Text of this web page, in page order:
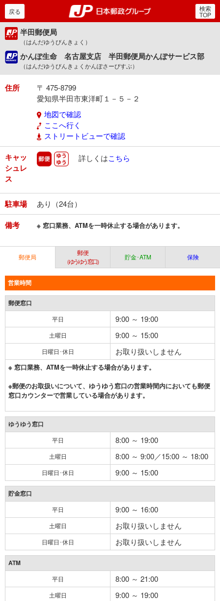
郵便局・日本郵政グルー
戻る 検索
TOP
半田郵便局
（はんだゆうびんきょく）
かんぽ生命 名古屋支店 半田郵便局かんぽサービス部
（はんだゆうびんきょくかんぽさーびすぶ）
住所
〒 475-8799
愛知県半田市東洋町１－５－２
地図で確認
ここへ行く
ストリートビューで確認
キャッ
シュレ
ス
郵便 ゆうゆう
詳しくはこちら
駐車場 あり（24台）
備考 ※ 窓口業務、ATMを一時休止する場合があります。
郵便局
郵便
（ゆうゆう窓口）
貯金･ATM 保険
営業時間
郵便窓口
平日 9:00 ～ 19:00
土曜日 9:00 ～ 15:00
日曜日･休日 お取り扱いしません
※ 窓口業務、ATMを一時休止する場合があります。
※郵便のお取扱いについて、ゆうゆう窓口の営業時間内においても郵便
窓口カウンターで営業している場合があります。
ゆうゆう窓口
平日 8:00 ～ 19:00
土曜日 8:00 ～ 9:00／15:00 ～ 18:00
日曜日･休日 9:00 ～ 15:00
貯金窓口
平日 9:00 ～ 16:00
土曜日 お取り扱いしません
日曜日･休日 お取り扱いしません
ATM
平日 8:00 ～ 21:00
土曜日 9:00 ～ 19:00